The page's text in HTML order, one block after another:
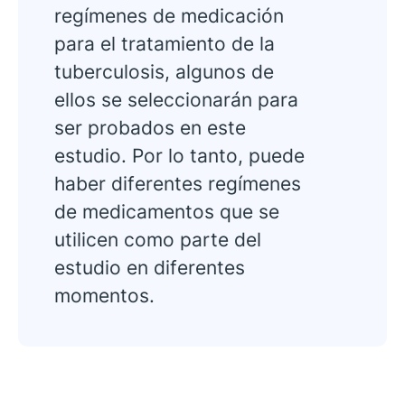
regímenes de medicación
para el tratamiento de la
tuberculosis, algunos de
ellos se seleccionarán para
ser probados en este
estudio. Por lo tanto, puede
haber diferentes regímenes
de medicamentos que se
utilicen como parte del
estudio en diferentes
momentos.